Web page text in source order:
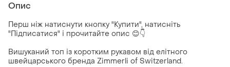
Опис
Перш ніж натиснути кнопку "Купити", натисніть
"Підписатися" і прочитайте опис 😊👇
Вишуканий топ із коротким рукавом від елітного
швейцарського бренда Zimmerli of Switzerland.